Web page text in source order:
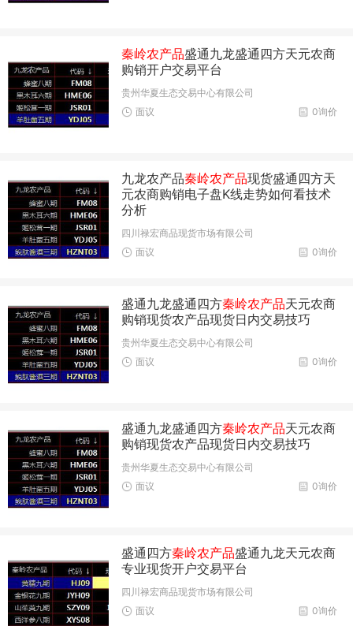
秦岭农产品盛通九龙盛通四方天元农商
购销开户交易平台
贵州华夏生态交易中心有限公司
0询价
面议
九龙农产品秦岭农产品现货盛通四方天
元农商购销电子盘K线走势如何看技术
分析
四川禄宏商品现货市场有限公司
0询价
面议
盛通九龙盛通四方秦岭农产品天元农商
购销现货农产品现货日内交易技巧
贵州华夏生态交易中心有限公司
0询价
面议
盛通九龙盛通四方秦岭农产品天元农商
购销现货农产品现货日内交易技巧
贵州华夏生态交易中心有限公司
0询价
面议
盛通四方秦岭农产品盛通九龙天元农商
专业现货开户交易平台
四川禄宏商品现货市场有限公司
0询价
面议